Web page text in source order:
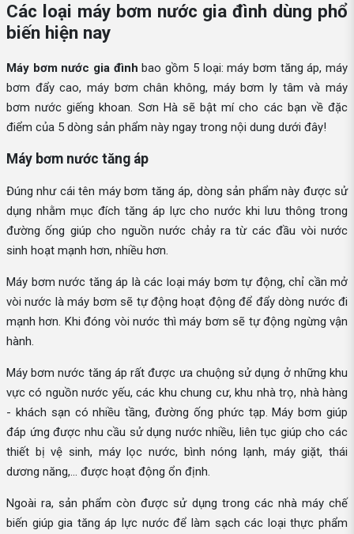
Các loại máy bơm nước gia đình dùng phổ
biến hiện nay
Máy bơm nước gia đình bao gồm 5 loại: máy bơm tăng áp, máy
bơm đẩy cao, máy bơm chân không, máy bơm ly tâm và máy
bơm nước giếng khoan. Sơn Hà sẽ bật mí cho các bạn về đặc
điểm của 5 dòng sản phẩm này ngay trong nội dung dưới đây!
Máy bơm nước tăng áp
Đúng như cái tên máy bơm tăng áp, dòng sản phẩm này được sử
dụng nhằm mục đích tăng áp lực cho nước khi lưu thông trong
đường ống giúp cho nguồn nước chảy ra từ các đầu vòi nước
sinh hoạt mạnh hơn, nhiều hơn.
Máy bơm nước tăng áp là các loại máy bơm tự động, chỉ cần mở
vòi nước là máy bơm sẽ tự động hoạt động để đẩy dòng nước đi
mạnh hơn. Khi đóng vòi nước thì máy bơm sẽ tự động ngừng vận
hành.
Máy bơm nước tăng áp rất được ưa chuộng sử dụng ở những khu
vực có nguồn nước yếu, các khu chung cư, khu nhà trọ, nhà hàng
- khách sạn có nhiều tầng, đường ống phức tạp. Máy bơm giúp
đáp ứng được nhu cầu sử dụng nước nhiều, liên tục giúp cho các
thiết bị vệ sinh, máy lọc nước, bình nóng lạnh, máy giặt, thái
dương năng,... được hoạt động ổn định.
Ngoài ra, sản phẩm còn được sử dụng trong các nhà máy chế
biến giúp gia tăng áp lực nước để làm sạch các loại thực phẩm